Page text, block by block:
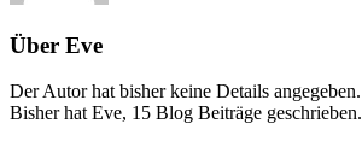
Über Eve
Der Autor hat bisher keine Details angegeben.
Bisher hat Eve, 15 Blog Beiträge geschrieben.